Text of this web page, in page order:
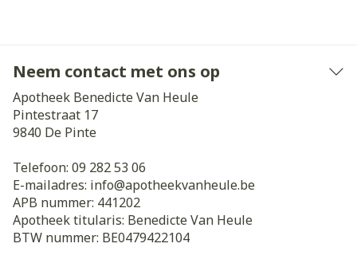
Neem contact met ons op
Apotheek Benedicte Van Heule
Pintestraat 17
9840 De Pinte
Telefoon: 09 282 53 06
E-mailadres: info@apotheekvanheule.be
APB nummer: 441202
Apotheek titularis: Benedicte Van Heule
BTW nummer: BE0479422104